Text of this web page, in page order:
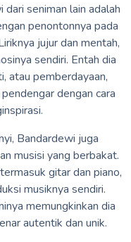
seniman lain adalah
penontonnya pada
jujur ​​dan mentah,
sendiri. Entah dia
atau pemberdayaan,
dengan cara
Bandardewi juga
musisi yang berbakat.
gitar dan piano,
musiknya sendiri.
memungkinkan dia
autentik dan unik.